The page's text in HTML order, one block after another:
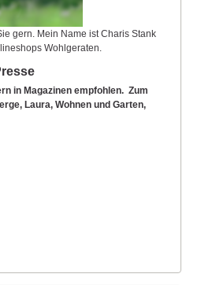
gern. Mein Name ist Charis Stank
Wohlgeraten.
in Magazinen empfohlen. Zum
Laura, Wohnen und Garten,